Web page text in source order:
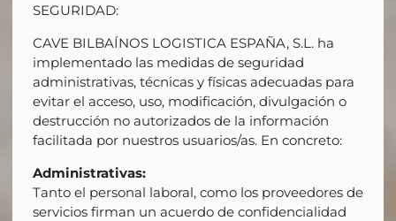
SEGURIDAD:
CAVE BILBAÍNOS LOGISTICA ESPAÑA, S.L. ha
implementado las medidas de seguridad
administrativas, técnicas y físicas adecuadas para
evitar el acceso, uso, modificación, divulgación o
destrucción no autorizados de la información
facilitada por nuestros usuarios/as. En concreto:
Administrativas:
Tanto el personal laboral, como los proveedores de
servicios firman un acuerdo de confidencialidad